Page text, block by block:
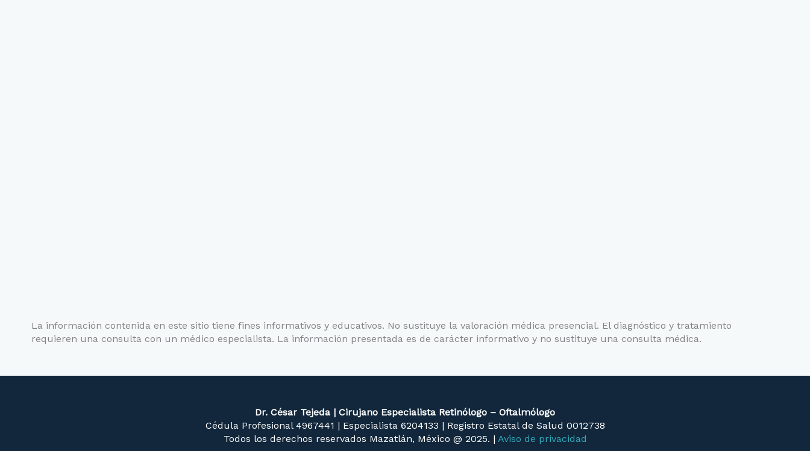
La información contenida en este sitio tiene fines informativos y educativos. No sustituye la valoración médica presencial. El diagnóstico y tratamiento
requieren una consulta con un médico especialista. La información presentada es de carácter informativo y no sustituye una consulta médica.
Dr. César Tejeda | Cirujano Especialista Retinólogo – Oftalmólogo
Cédula Profesional 4967441 | Especialista 6204133 | Registro Estatal de Salud 0012738
Todos los derechos reservados Mazatlán, México @ 2025. | Aviso de privacidad